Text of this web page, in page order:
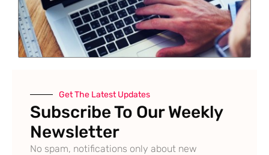
Get The Latest Updates
Subscribe To Our Weekly
Newsletter
No spam, notifications only about new